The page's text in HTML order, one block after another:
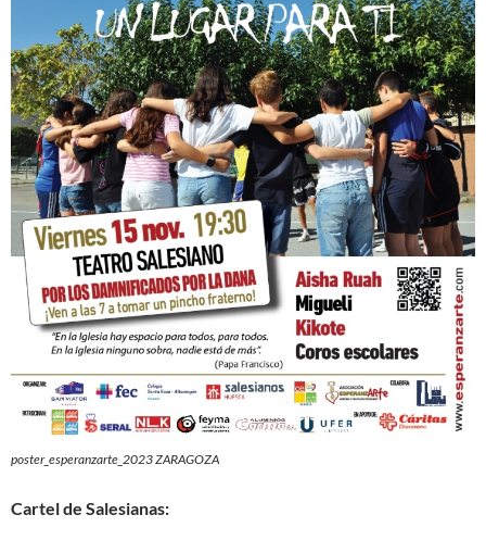
poster_esperanzarte_2023 ZARAGOZA
Cartel de Salesianas: